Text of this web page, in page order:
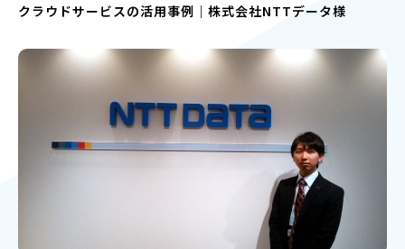
クラウドサービスの活用事例｜株式会社NTTデータ様